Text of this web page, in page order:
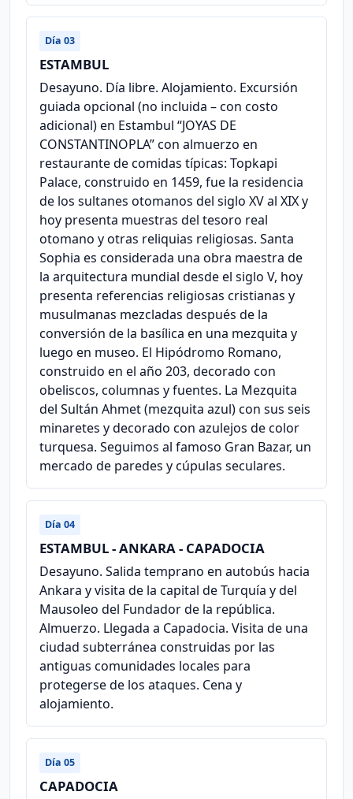
Día 03
ESTAMBUL
Desayuno. Día libre. Alojamiento. Excursión
guiada opcional (no incluida – con costo
adicional) en Estambul “JOYAS DE
CONSTANTINOPLA” con almuerzo en
restaurante de comidas típicas: Topkapi
Palace, construido en 1459, fue la residencia
de los sultanes otomanos del siglo XV al XIX y
hoy presenta muestras del tesoro real
otomano y otras reliquias religiosas. Santa
Sophia es considerada una obra maestra de
la arquitectura mundial desde el siglo V, hoy
presenta referencias religiosas cristianas y
musulmanas mezcladas después de la
conversión de la basílica en una mezquita y
luego en museo. El Hipódromo Romano,
construido en el año 203, decorado con
obeliscos, columnas y fuentes. La Mezquita
del Sultán Ahmet (mezquita azul) con sus seis
minaretes y decorado con azulejos de color
turquesa. Seguimos al famoso Gran Bazar, un
mercado de paredes y cúpulas seculares.
Día 04
ESTAMBUL - ANKARA - CAPADOCIA
Desayuno. Salida temprano en autobús hacia
Ankara y visita de la capital de Turquía y del
Mausoleo del Fundador de la república.
Almuerzo. Llegada a Capadocia. Visita de una
ciudad subterránea construidas por las
antiguas comunidades locales para
protegerse de los ataques. Cena y
alojamiento.
Día 05
CAPADOCIA